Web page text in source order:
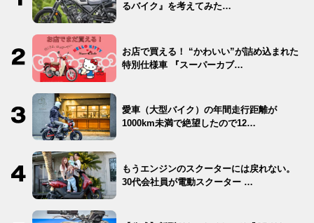
るバイク』を考えてみた…
お店で買える！ “かわいい”が詰め込まれた
特別仕様車 『スーパーカブ…
愛車（大型バイク）の年間走行距離が
1000km未満で絶望したので12…
もうエンジンのスクーターには戻れない。
30代会社員が電動スクーター …